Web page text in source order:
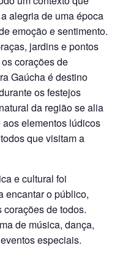
alegria de uma época
emoção e sentimento.
jardins e pontos
corações de
Gaúcha é destino
os festejos
da região se alia
elementos lúdicos
que visitam a
e cultural foi
encantar o público,
de todos.
de música, dança,
especiais.